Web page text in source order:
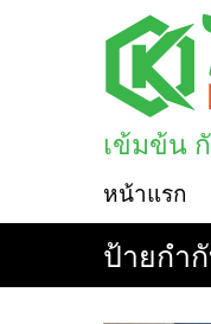
เข้มข้น
หน้าแรก
ป้ายกำ